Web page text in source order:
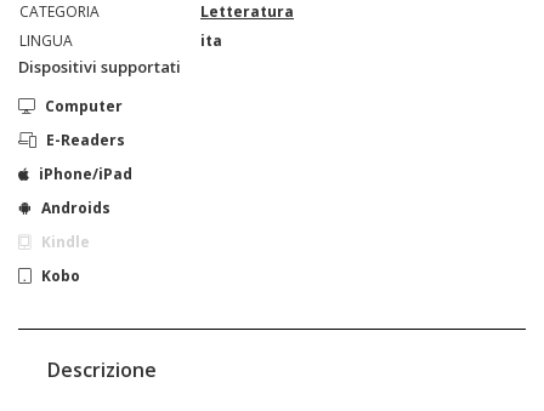
CATEGORIA
Letteratura
LINGUA
ita
Dispositivi supportati
Computer
E-Readers
iPhone/iPad
Androids
Kindle
Kobo
Descrizione